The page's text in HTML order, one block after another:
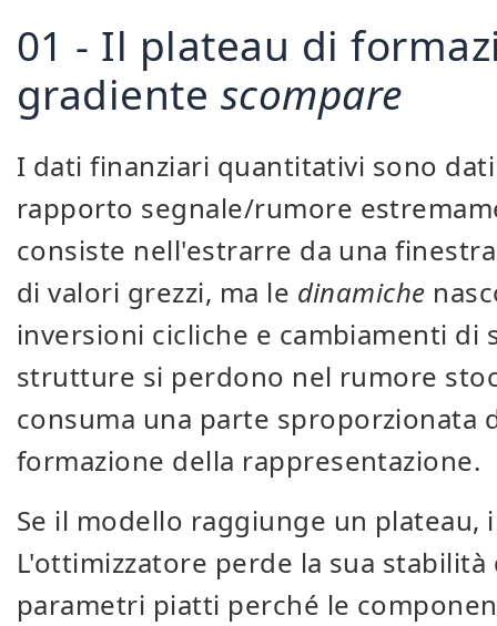
01 - Il plateau di
gradiente scompare
I dati finanziari quantitativi sono
rapporto segnale/rumore
consiste nell'estrarre da una
di valori grezzi, ma le dinamiche
inversioni cicliche e cambiamenti
strutture si perdono nel rumore
consuma una parte sproporzionata
formazione della rappresentazione.
Se il modello raggiunge un
L'ottimizzatore perde la sua
parametri piatti perché le